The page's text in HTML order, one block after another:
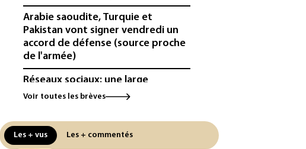
Arabie saoudite, Turquie et
Pakistan vont signer vendredi un
accord de défense (source proche
de l'armée)
Réseaux sociaux: une large
majorité d'ados britanniques
(sondage)
Puces et solaire: les Etats-Unis
Voir toutes les brèves
Les + vus Les + commentés